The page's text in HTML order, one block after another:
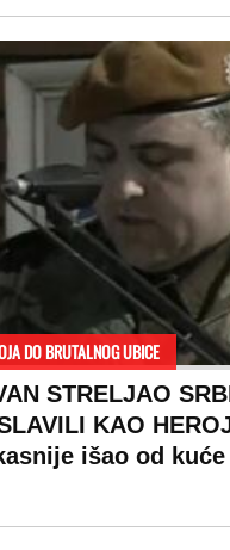
DO BRUTALNOG UBICE
STRELJAO
KAO
išao od